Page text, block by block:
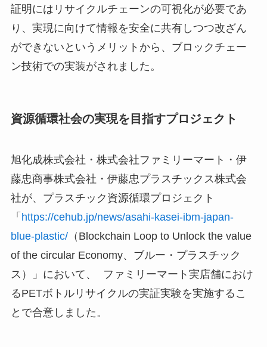
証明にはリサイクルチェーンの可視化が必要であ
り、実現に向けて情報を安全に共有しつつ改ざん
ができないというメリットから、ブロックチェー
ン技術での実装がされました。
資源循環社会の実現を目指すプロジェクト
旭化成株式会社・株式会社ファミリーマート・伊
藤忠商事株式会社・伊藤忠プラスチックス株式会
社が、プラスチック資源循環プロジェクト
「 https://cehub.jp/news/asahi-kasei-ibm-japan-
blue-plastic/（Blockchain Loop to Unlock the value
of the circular Economy、ブルー・プラスチック
ス）」において、 ファミリーマート実店舗におけ
るPETボトルリサイクルの実証実験を実施するこ
とで合意しました。